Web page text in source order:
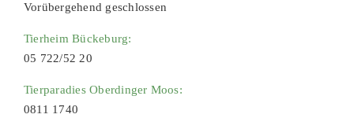
Vorübergehend geschlossen
Tierheim Bückeburg:
05 722/52 20
Tierparadies Oberdinger Moos:
0811 1740